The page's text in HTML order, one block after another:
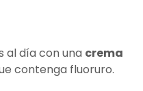
al día con una crema
contenga fluoruro.